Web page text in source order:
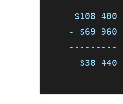
$108 400
- $69 960
    ---------
$38 440